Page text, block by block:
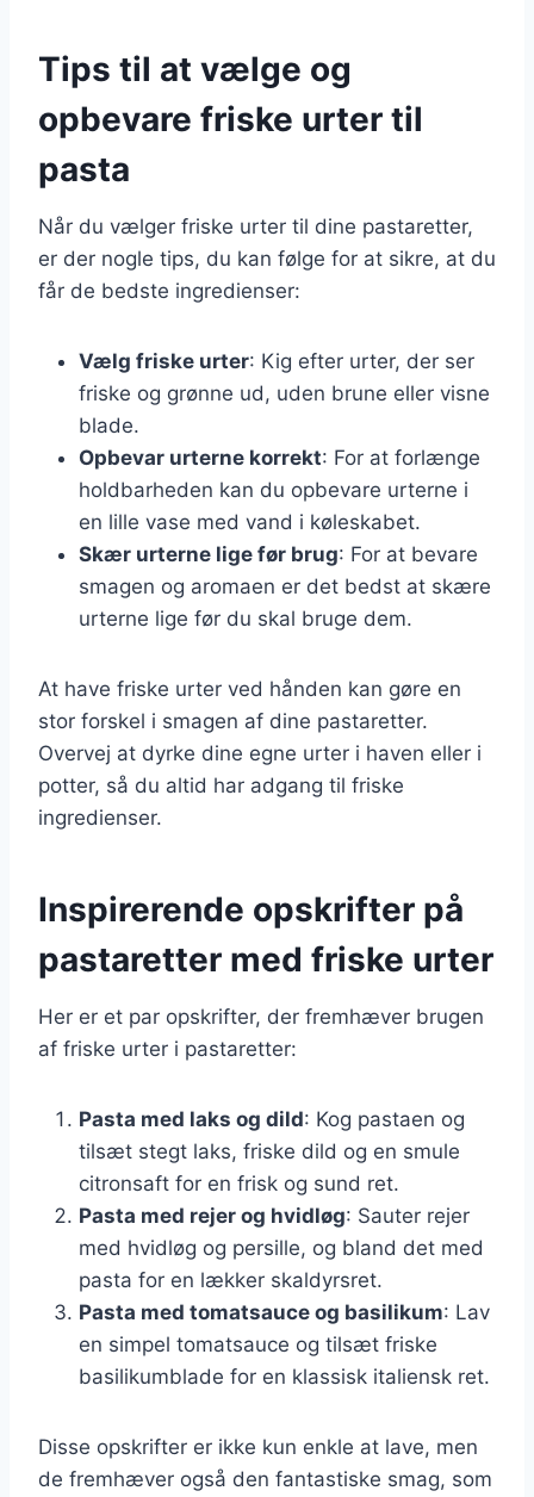
Tips til at vælge og
opbevare friske urter til
pasta
Når du vælger friske urter til dine pastaretter,
er der nogle tips, du kan følge for at sikre, at du
får de bedste ingredienser:
Vælg friske urter: Kig efter urter, der ser
friske og grønne ud, uden brune eller visne
blade.
Opbevar urterne korrekt: For at forlænge
holdbarheden kan du opbevare urterne i
en lille vase med vand i køleskabet.
Skær urterne lige før brug: For at bevare
smagen og aromaen er det bedst at skære
urterne lige før du skal bruge dem.
At have friske urter ved hånden kan gøre en
stor forskel i smagen af dine pastaretter.
Overvej at dyrke dine egne urter i haven eller i
potter, så du altid har adgang til friske
ingredienser.
Inspirerende opskrifter på
pastaretter med friske urter
Her er et par opskrifter, der fremhæver brugen
af friske urter i pastaretter:
Pasta med laks og dild: Kog pastaen og
tilsæt stegt laks, friske dild og en smule
citronsaft for en frisk og sund ret.
Pasta med rejer og hvidløg: Sauter rejer
med hvidløg og persille, og bland det med
pasta for en lækker skaldyrsret.
Pasta med tomatsauce og basilikum: Lav
en simpel tomatsauce og tilsæt friske
basilikumblade for en klassisk italiensk ret.
Disse opskrifter er ikke kun enkle at lave, men
de fremhæver også den fantastiske smag, som